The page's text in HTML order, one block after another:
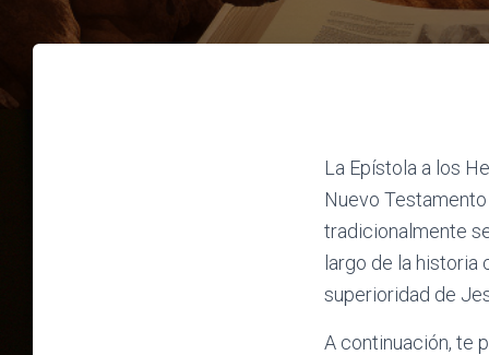
La Epístola a los
Nuevo
tradicionalmente
largo de la
superioridad de
A continuación, te